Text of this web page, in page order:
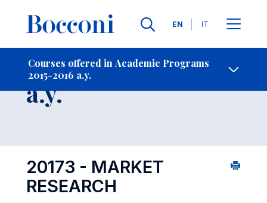
Languages
EN IT
Courses offered in Academic Programs
2015-2016 a.y.
- Contact Us
Course 2015-2016
a.y.
20173 - MARKET
RESEARCH